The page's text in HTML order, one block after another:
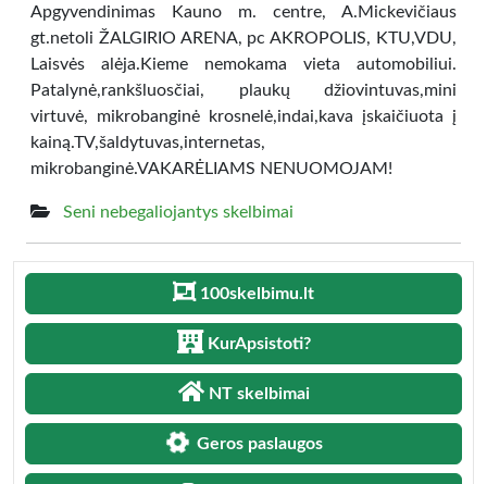
Apgyvendinimas Kauno m. centre, A.Mickevičiaus
gt.netoli ŽALGIRIO ARENA, pc AKROPOLIS, KTU,VDU,
Laisvės alėja.Kieme nemokama vieta automobiliui.
Patalynė,rankšluosčiai, plaukų džiovintuvas,mini
virtuvė, mikrobanginė krosnelė,indai,kava įskaičiuota į
kainą.TV,šaldytuvas,internetas,
mikrobanginė.VAKARĖLIAMS NENUOMOJAM!
Seni nebegaliojantys skelbimai
100skelbimu.lt
KurApsistoti?
NT skelbimai
Geros paslaugos